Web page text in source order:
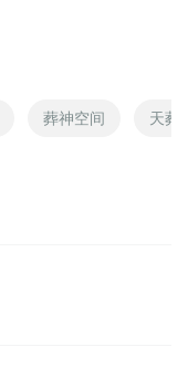
葬神空间 天葬